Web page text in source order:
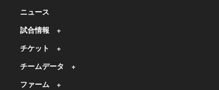
ニュース
試合情報
チケット
チームデータ
ファーム